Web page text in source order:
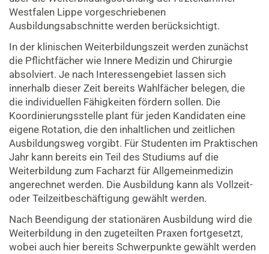
Westfalen Lippe vorgeschriebenen
Ausbildungsabschnitte werden berücksichtigt.
In der klinischen Weiterbildungszeit werden zunächst
die Pflichtfächer wie Innere Medizin und Chirurgie
absolviert. Je nach Interessengebiet lassen sich
innerhalb dieser Zeit bereits Wahlfächer belegen, die
die individuellen Fähigkeiten fördern sollen. Die
Koordinierungsstelle plant für jeden Kandidaten eine
eigene Rotation, die den inhaltlichen und zeitlichen
Ausbildungsweg vorgibt. Für Studenten im Praktischen
Jahr kann bereits ein Teil des Studiums auf die
Weiterbildung zum Facharzt für Allgemeinmedizin
angerechnet werden. Die Ausbildung kann als Vollzeit-
oder Teilzeitbeschäftigung gewählt werden.
Nach Beendigung der stationären Ausbildung wird die
Weiterbildung in den zugeteilten Praxen fortgesetzt,
wobei auch hier bereits Schwerpunkte gewählt werden